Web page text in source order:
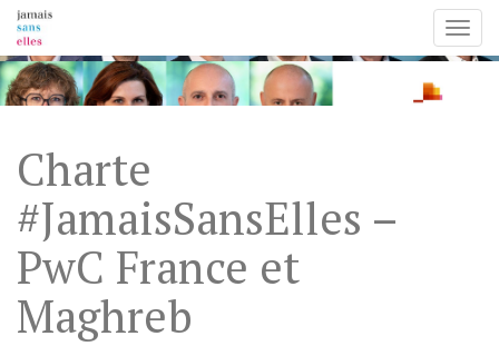
Skip
to
content
Charte
#JamaisSansElles –
PwC France et
Maghreb